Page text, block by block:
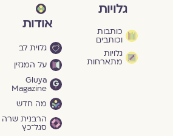
גלויות
כותבות
וכותבים
גלויות
מתארחות
אודות
גלוית לב
על המגזין
Gluya
Magazine
מה חדש
הרבנית שרה
סגל־כץ